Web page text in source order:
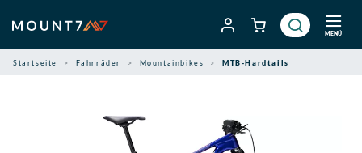
Inhalt
springen
MENÜ
Startseite Fahrräder Mountainbikes MTB-Hardtails